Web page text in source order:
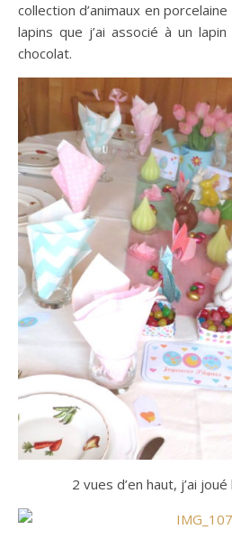
collection d’animaux en
lapins que j’ai associé à un
chocolat.
2 vues d’en haut, j’ai